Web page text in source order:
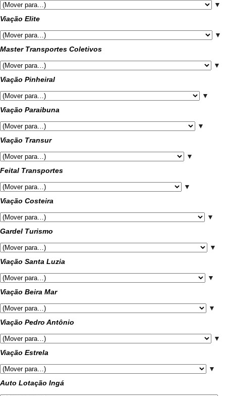
▼
Viação Elite
▼
Master Transportes Coletivos
▼
Viação Pinheiral
▼
Viação Paraibuna
▼
Viação Transur
▼
Feital Transportes
▼
Viação Costeira
▼
Gardel Turismo
▼
Viação Santa Luzia
▼
Viação Beira Mar
▼
Viação Pedro Antônio
▼
Viação Estrela
▼
Auto Lotação Ingá